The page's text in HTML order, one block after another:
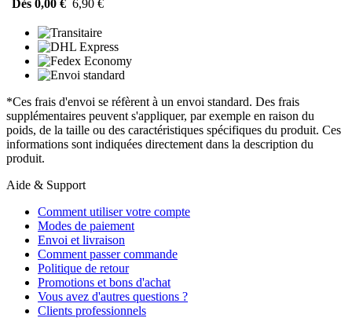
Dès 0,00 € 6,90 €
*Ces frais d'envoi se réfèrent à un envoi standard. Des frais
supplémentaires peuvent s'appliquer, par exemple en raison du
poids, de la taille ou des caractéristiques spécifiques du produit. Ces
informations sont indiquées directement dans la description du
produit.
Aide & Support
Comment utiliser votre compte
Modes de paiement
Envoi et livraison
Comment passer commande
Politique de retour
Promotions et bons d'achat
Vous avez d'autres questions ?
Clients professionnels